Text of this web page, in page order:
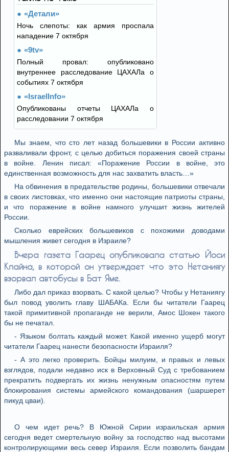
«Детали»
Ночь слепоты: как армия проспала
нападение 7 октября
«9tv»
Полный провал: опубликовано
внутреннее расследование ЦАХАЛа о
событиях 7 октября
«IsraelInfo»
Опубликованы отчеты ЦАХАЛа о
расследовании 7 октября
Мы знаем, что сто лет назад большевики в России активно
разваливали фронт, с целью добиться поражения своей страны
в войне. Ленин писал: «Поражение России в войне, это
единственная возможность для нас захватить власть…»
На обвинения в предательстве родины, большевики отвечали
в своих листовках, что именно они настоящие патриоты страны,
и что поражение в войне намного улучшит жизнь жителей
России.
Сколько еврейских большевиков с похожими доводами
мышления живет сегодня в Израиле?
Вчера газета Гаарец опубликовала статью Йоси
Клайна, в которой он утверждает что это Нетаниягу
взорвал автобусы в Бат Яме.
Либо дал приказ взорвать. С какой целью? Чтобы у Нетаниягу
был повод уволить главу ШАБАКа. Если бы читатели Гаарец
такой примитивной пропаганде не верили, Амос Шокен такого
бы не печатал.
- Языком болтать каждый может. Какой именно ущерб могут
читатели Гаарец нанести безопасности Израиля?
- А это легко проверить. Бойцы милуим, и правых и левых
взглядов, подали недавно иск в Верховный Суд с требованием
прекратить подвергать их жизнь ненужным опасностям путем
блокирования системы армейского командования (шаршерет
пикуд цваи).
О чем идет речь? В Южной Сирии израильская армия
сегодня ведет смертельную войну за господство над высотами
контролирующими весь север Израиля. Если позволить бандам